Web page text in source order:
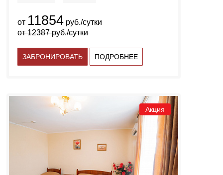
от 11854 руб./сутки
от12387руб./сутки
ЗАБРОНИРОВАТЬ ПОДРОБНЕЕ
Акция